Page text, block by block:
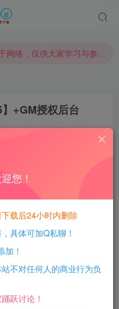
当受骗！
本站评论功能已从新开启！欢迎大家踊跃讨论！（用户每日活跃可得积分数量增加至600，加速获得更多免费资源！）
点击此条公告。
+GM授权后台
所有资源可以使用
，每日活跃最高可获得
嫖！
，注意用Notepad++打
您！
载后24小时内删除
具体可加Q私聊！
！
不对任何人的商业行为负
跃讨论！